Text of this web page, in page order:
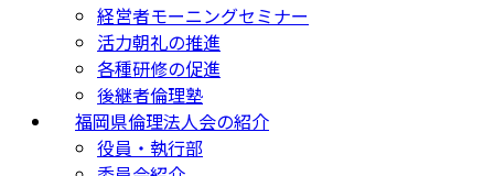
経営者モーニングセミナー
活力朝礼の推進
各種研修の促進
後継者倫理塾
福岡県倫理法人会の紹介
役員・執行部